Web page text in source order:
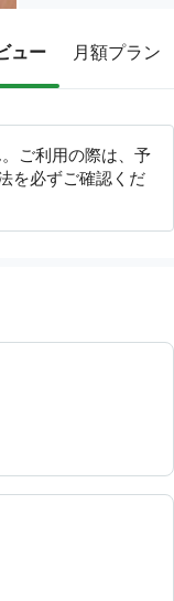
ュー 月額プラン
ご利用の際は、予
を必ずご確認くだ